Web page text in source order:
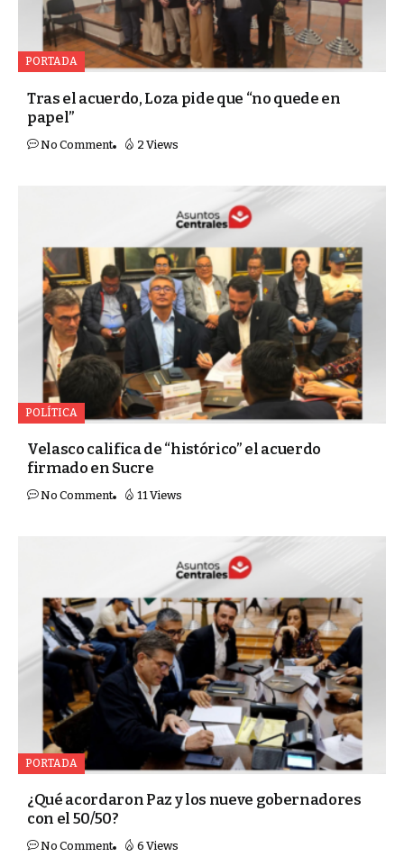
PORTADA
Tras el acuerdo, Loza pide que “no quede en
papel”
No Comment 2 Views
POLÍTICA
Velasco califica de “histórico” el acuerdo
firmado en Sucre
No Comment 11 Views
PORTADA
¿Qué acordaron Paz y los nueve gobernadores
con el 50/50?
No Comment 6 Views